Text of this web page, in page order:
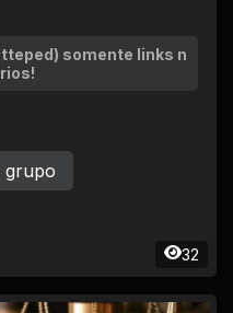
somente links n
32
grupo